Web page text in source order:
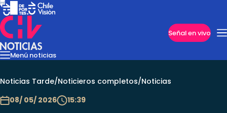
Señal en vivo
Menú noticias
InternacionalReportajesCazanoticiasEconomíaCasos
Noticias Tarde/Noticieros completos/Noticias
08/ 05/ 2026
15:39
Imperdibles